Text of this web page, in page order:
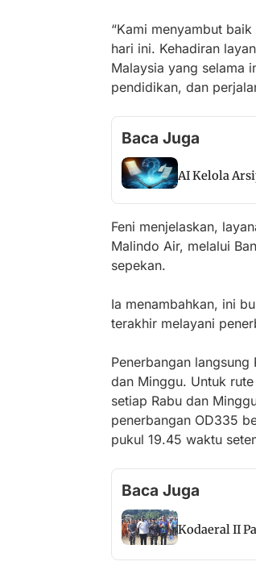
“Kami menyambut
hari ini. Kehadiran
Malaysia yang selama
pendidikan, dan
Baca Juga
AI Kelola
Feni menjelaskan,
Malindo Air, melalui
sepekan.
Ia menambahkan, ini
terakhir melayani
Penerbangan
dan Minggu. Untuk
setiap Rabu dan
penerbangan OD335
pukul 19.45 waktu
Baca Juga
Kodaeral II